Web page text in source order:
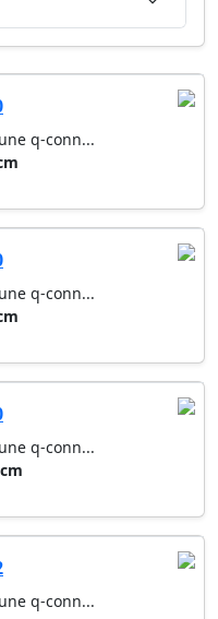
q-conn...
q-conn...
q-conn...
q-conn...